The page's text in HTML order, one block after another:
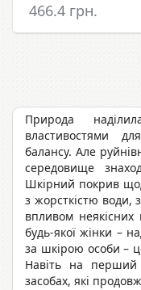
466.4 грн.
Природа
властивостями
балансу. Але
середовище
Шкірний покрив
з жорсткістю води,
впливом неякісних
будь-якої жінки –
за шкірою особи –
Навіть на перший
засобах, які